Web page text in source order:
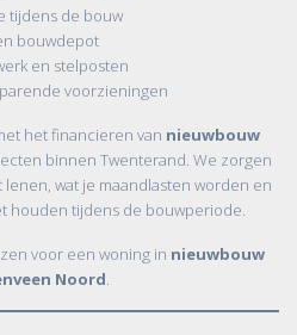
tijdens de bouw
bouwdepot
en stelposten
voorzieningen
het financieren van nieuwbouw
binnen Twenterand. We zorgen
wat je maandlasten worden en
houden tijdens de bouwperiode.
voor een woning in nieuwbouw
Noord